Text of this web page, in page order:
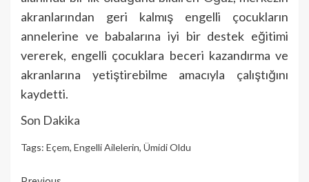
akranlarından geri kalmış engelli çocukların
annelerine ve babalarına iyi bir destek eğitimi
vererek, engelli çocuklara beceri kazandırma ve
akranlarına yetiştirebilme amacıyla çalıştığını
kaydetti.
Son Dakika
Tags: Eçem, Engelli Ailelerin, Ümidi Oldu